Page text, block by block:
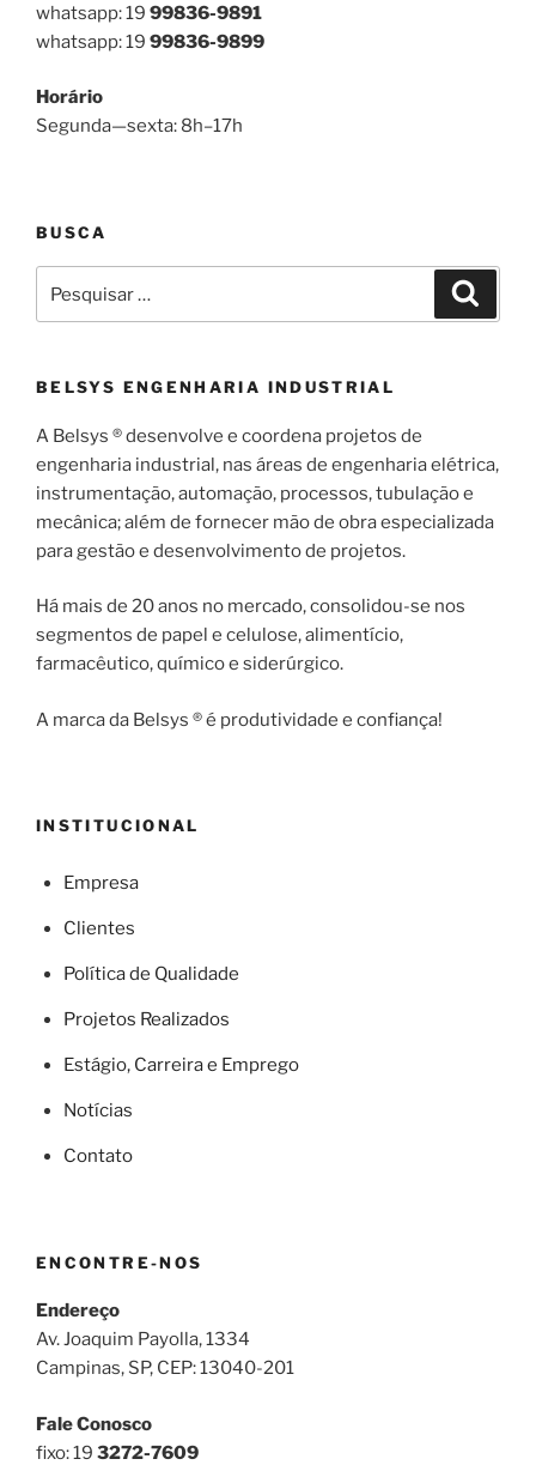
whatsapp: 19 99836-9891
whatsapp: 19 99836-9899
Horário
Segunda—sexta: 8h–17h
BUSCA
por:
BELSYS ENGENHARIA INDUSTRIAL
A Belsys ® desenvolve e coordena projetos de
engenharia industrial, nas áreas de engenharia elétrica,
instrumentação, automação, processos, tubulação e
mecânica; além de fornecer mão de obra especializada
para gestão e desenvolvimento de projetos.
Há mais de 20 anos no mercado, consolidou-se nos
segmentos de papel e celulose, alimentício,
farmacêutico, químico e siderúrgico.
A marca da Belsys ® é produtividade e confiança!
INSTITUCIONAL
Empresa
Clientes
Política de Qualidade
Projetos Realizados
Estágio, Carreira e Emprego
Notícias
Contato
ENCONTRE-NOS
Endereço
Av. Joaquim Payolla, 1334
Campinas, SP, CEP: 13040-201
Fale Conosco
fixo: 19 3272-7609